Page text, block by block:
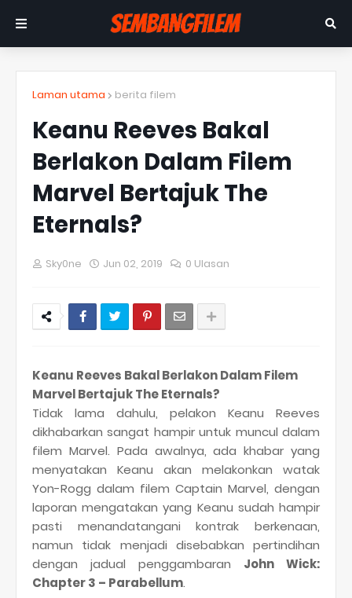
Laman utama berita filem
Keanu Reeves Bakal
Berlakon Dalam Filem
Marvel Bertajuk The
Eternals?
Sky0ne Jun 02, 2019 0 Ulasan
Keanu Reeves Bakal Berlakon Dalam Filem
Marvel Bertajuk The Eternals?
Tidak lama dahulu, pelakon Keanu Reeves
dikhabarkan sangat hampir untuk muncul dalam
filem Marvel. Pada awalnya, ada khabar yang
menyatakan Keanu akan melakonkan watak
Yon-Rogg dalam filem Captain Marvel, dengan
laporan mengatakan yang Keanu sudah hampir
pasti menandatangani kontrak berkenaan,
namun tidak menjadi disebabkan pertindihan
dengan jadual penggambaran John Wick:
Chapter 3 – Parabellum.